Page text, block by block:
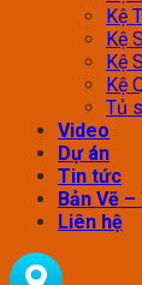
Kệ
Kệ
Kệ
Kệ
Tủ
Video
Dự án
Tin tức
Bản Vẽ
Liên hệ